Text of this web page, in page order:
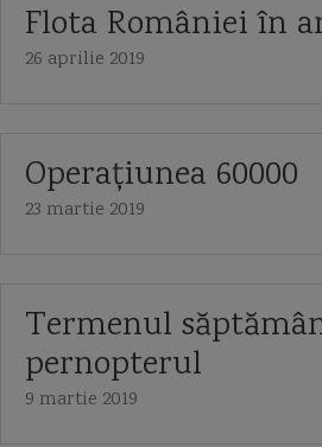
Flota României în
26 aprilie 2019
Operaţiunea 60000
23 martie 2019
Termenul
pernopterul
9 martie 2019